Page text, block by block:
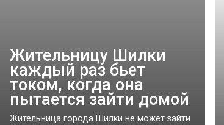
Жительницу Шилки
каждый раз бьет
током, когда она
пытается зайти домой
Жительница города Шилки не может зайти